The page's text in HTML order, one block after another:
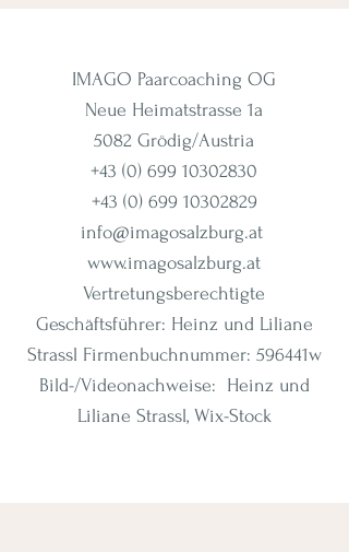
IMAGO Paarcoaching OG
Neue Heimatstrasse 1a
5082 Grödig/Austria
+43 (0) 699 10302830
+43 (0) 699 10302829
info@imagosalzburg.at
www.imagosalzburg.at
Vertretungsberechtigte
Geschäftsführer: Heinz und Liliane
Strassl Firmenbuchnummer: 596441w
Bild-/Videonachweise: ​ Heinz und
Liliane Strassl, Wix-Stock